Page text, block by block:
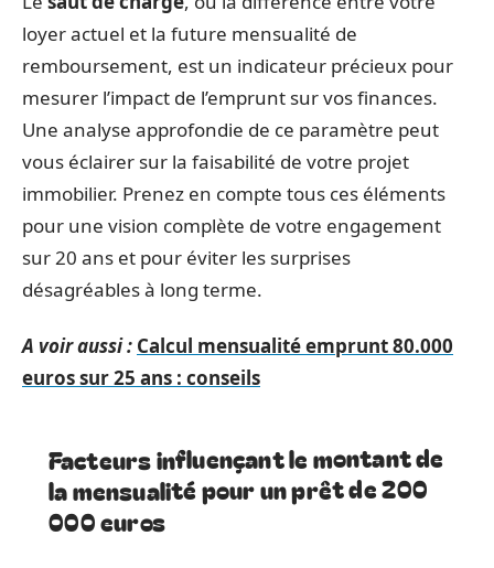
loyer actuel et la future mensualité de
remboursement, est un indicateur précieux pour
mesurer l’impact de l’emprunt sur vos finances.
Une analyse approfondie de ce paramètre peut
vous éclairer sur la faisabilité de votre projet
immobilier. Prenez en compte tous ces éléments
pour une vision complète de votre engagement
sur 20 ans et pour éviter les surprises
désagréables à long terme.
A voir aussi : Calcul mensualité emprunt 80.000
euros sur 25 ans : conseils
Facteurs influençant le montant de
la mensualité pour un prêt de 200
000 euros